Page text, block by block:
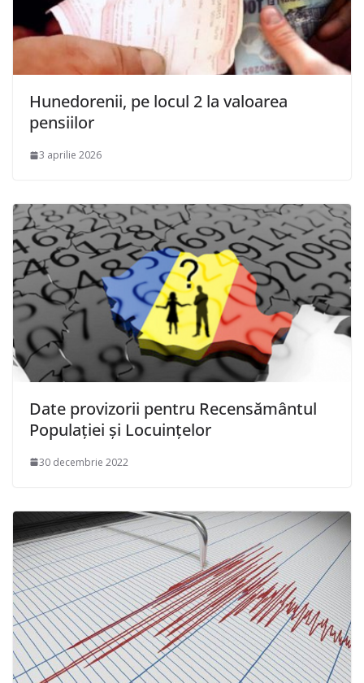
Hunedorenii, pe locul 2 la valoarea
pensiilor
3 aprilie 2026
Date provizorii pentru Recensământul
Populaţiei şi Locuinţelor
30 decembrie 2022